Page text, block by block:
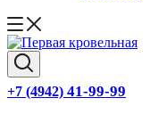
+7 (4942) 41-99-99